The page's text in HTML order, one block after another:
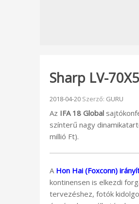
Sharp LV-
Beküldve:
2018-04-20 Szerző: GURU
Az IFA 18 Global
színterű nagy
millió Ft).
A Hon Hai (Foxconn)
kontinensen is elkezdi
tervezéshez, fotók